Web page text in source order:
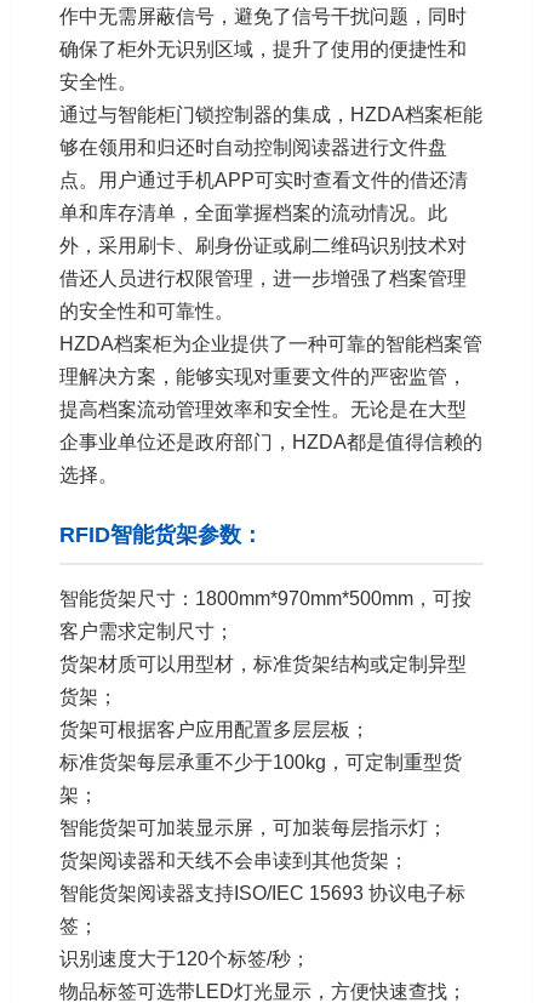
作中无需屏蔽信号，避免了信号干扰问题，同时
确保了柜外无识别区域，提升了使用的便捷性和
安全性。
通过与智能柜门锁控制器的集成，HZDA档案柜能
够在领用和归还时自动控制阅读器进行文件盘
点。用户通过手机APP可实时查看文件的借还清
单和库存清单，全面掌握档案的流动情况。此
外，采用刷卡、刷身份证或刷二维码识别技术对
借还人员进行权限管理，进一步增强了档案管理
的安全性和可靠性。
HZDA档案柜为企业提供了一种可靠的智能档案管
理解决方案，能够实现对重要文件的严密监管，
提高档案流动管理效率和安全性。无论是在大型
企事业单位还是政府部门，HZDA都是值得信赖的
选择。
RFID智能货架参数：
智能货架尺寸：1800mm*970mm*500mm，可按
客户需求定制尺寸；
货架材质可以用型材，标准货架结构或定制异型
货架；
货架可根据客户应用配置多层层板；
标准货架每层承重不少于100kg，可定制重型货
架；
智能货架可加装显示屏，可加装每层指示灯；
货架阅读器和天线不会串读到其他货架；
智能货架阅读器支持ISO/IEC 15693 协议电子标
签；
识别速度大于120个标签/秒；
物品标签可选带LED灯光显示，方便快速查找；